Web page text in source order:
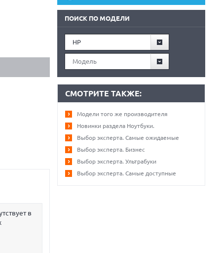
в
ПОИСК ПО МОДЕЛИ
HP
Модель
СМОТРИТЕ ТАКЖЕ:
Модели того же производителя
Новинки раздела Ноутбуки.
Выбор эксперта. Самые ожидаемые
Выбор эксперта. Бизнес
Выбор эксперта. Ультрабуки
Выбор эксперта. Самые доступные